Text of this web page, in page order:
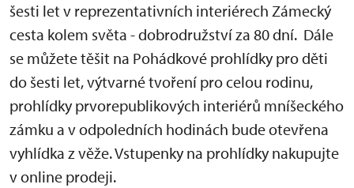
šesti let v reprezentativních interiérech Zámecký
cesta kolem světa - dobrodružství za 80 dní. Dále
se můžete těšit na Pohádkové prohlídky pro děti
do šesti let, výtvarné tvoření pro celou rodinu,
prohlídky prvorepublikových interiérů mníšeckého
zámku a v odpoledních hodinách bude otevřena
vyhlídka z věže. Vstupenky na prohlídky nakupujte
v online prodeji.